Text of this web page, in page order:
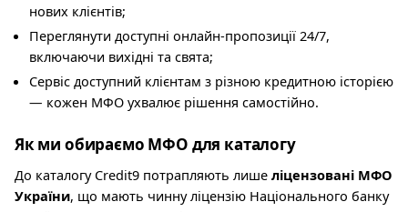
нових клієнтів;
Переглянути доступні онлайн-пропозиції 24/7,
включаючи вихідні та свята;
Сервіс доступний клієнтам з різною кредитною історією
— кожен МФО ухвалює рішення самостійно.
Як ми обираємо МФО для каталогу
До каталогу Credit9 потрапляють лише ліцензовані МФО
України, що мають чинну ліцензію Національного банку